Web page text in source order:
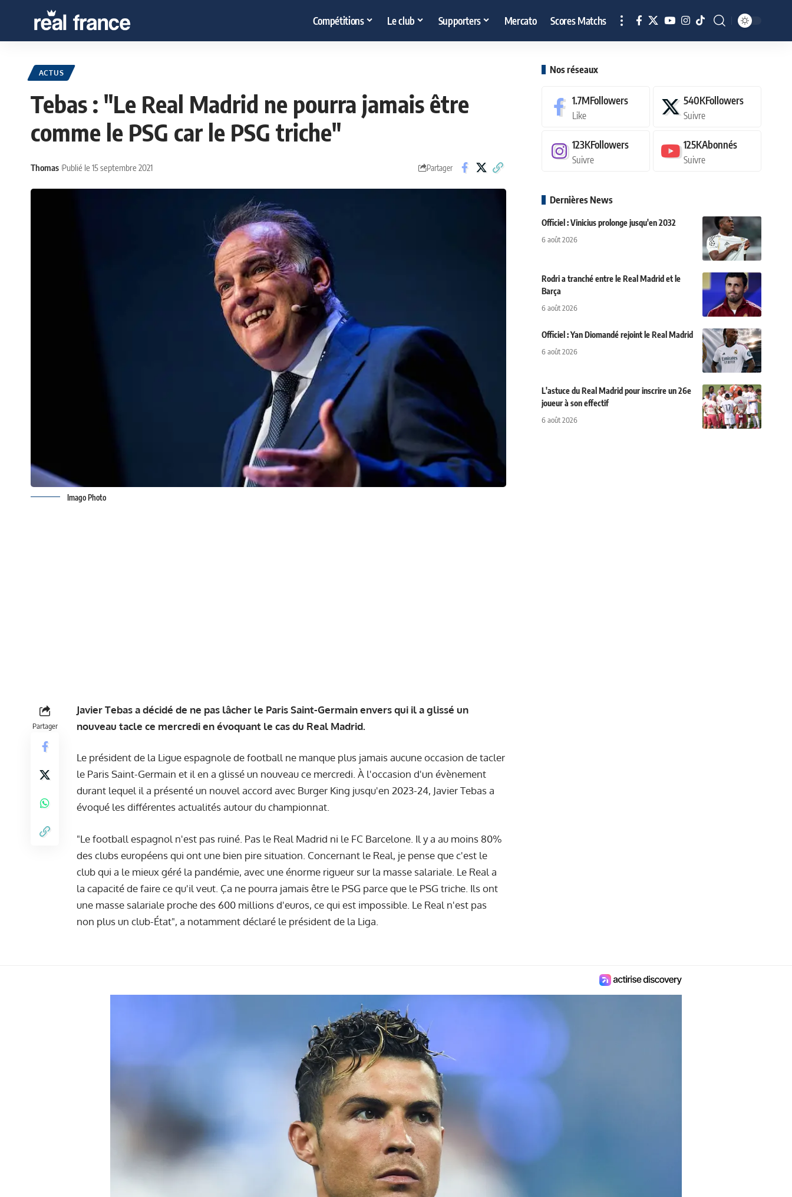
Compétitions Le club Supporters Mercato Scores Matchs
ACTUS
Tebas : "Le Real Madrid ne pourra jamais être
comme le PSG car le PSG triche"
Thomas Publié le 15 septembre 2021 Partager
Imago Photo
Partager
Javier Tebas a décidé de ne pas lâcher le Paris Saint-Germain envers qui il a glissé un
nouveau tacle ce mercredi en évoquant le cas du Real Madrid.
Le président de la Ligue espagnole de football ne manque plus jamais aucune occasion de tacler
le Paris Saint-Germain et il en a glissé un nouveau ce mercredi. À l'occasion d'un évènement
durant lequel il a présenté un nouvel accord avec Burger King jusqu'en 2023-24, Javier Tebas a
évoqué les différentes actualités autour du championnat.
"Le football espagnol n'est pas ruiné. Pas le Real Madrid ni le FC Barcelone. Il y a au moins 80%
des clubs européens qui ont une bien pire situation. Concernant le Real, je pense que c'est le
club qui a le mieux géré la pandémie, avec une énorme rigueur sur la masse salariale. Le Real a
la capacité de faire ce qu'il veut. Ça ne pourra jamais être le PSG parce que le PSG triche. Ils ont
une masse salariale proche des 600 millions d'euros, ce qui est impossible. Le Real n'est pas
non plus un club-État", a notamment déclaré le président de la Liga.
Nos réseaux
1.7MFollowers
Like
540KFollowers
Suivre
123KFollowers
Suivre
125KAbonnés
Suivre
Dernières News
Officiel : Vinicius prolonge jusqu'en 2032
6 août 2026
Rodri a tranché entre le Real Madrid et le
Barça
6 août 2026
Officiel : Yan Diomandé rejoint le Real Madrid
6 août 2026
L'astuce du Real Madrid pour inscrire un 26e
joueur à son effectif
6 août 2026